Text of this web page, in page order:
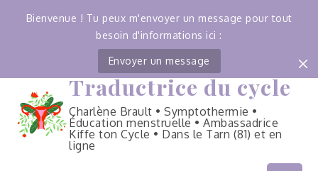
Bienvenue ! Tu peux m'envoyer un message pour tout
besoin d'informations ici :
Envoyer un message
content
Traductrice du cycle
Charlène Brault • Symptothermie •
Éducation menstruelle • Ambassadrice
Kiffe ton Cycle • Dans le Tarn (81) et en
ligne